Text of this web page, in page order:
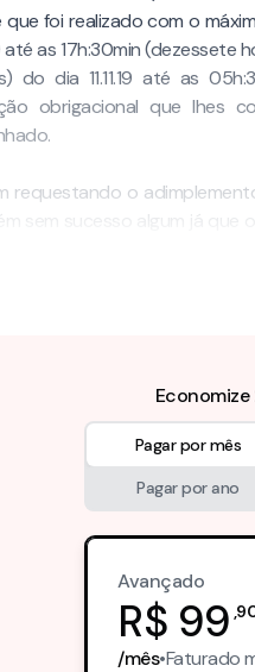
foi realizado com o
as 17h:30min (dezessete
dia 11.11.19 até as
obrigacional que lhes
requestando o
sem sucesso algum já que
Pagar por mês
Pagar por ano
Avançado
R$ 99 ,
/mês•Faturado